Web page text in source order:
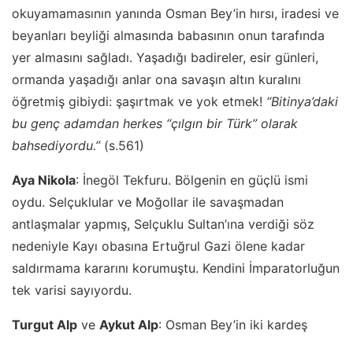
okuyamamasının yanında Osman Bey’in hırsı, iradesi ve
beyanları beyliği almasında babasının onun tarafında
yer almasını sağladı. Yaşadığı badireler, esir günleri,
ormanda yaşadığı anlar ona savaşın altın kuralını
öğretmiş gibiydi: şaşırtmak ve yok etmek! “Bitinya’daki
bu genç adamdan herkes “çılgın bir Türk” olarak
bahsediyordu.” (s.561)
Aya Nikola: İnegöl Tekfuru. Bölgenin en güçlü ismi
oydu. Selçuklular ve Moğollar ile savaşmadan
antlaşmalar yapmış, Selçuklu Sultan’ına verdiği söz
nedeniyle Kayı obasına Ertuğrul Gazi ölene kadar
saldırmama kararını korumuştu. Kendini İmparatorluğun
tek varisi sayıyordu.
Turgut Alp ve Aykut Alp: Osman Bey’in iki kardeş